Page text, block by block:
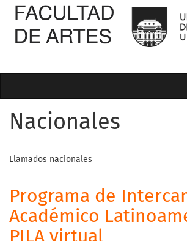
Nacionales
Llamados nacionales
Programa de
Académico
PILA virtual